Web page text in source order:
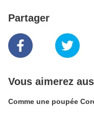
Partager
Vous aimerez
Comme une poupée